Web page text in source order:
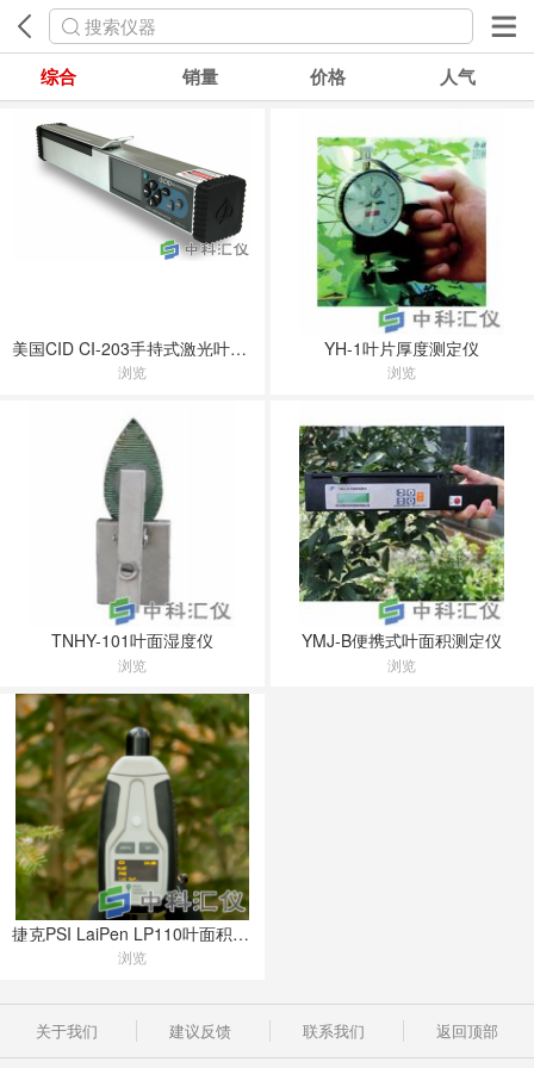
搜索仪器
综合 销量 价格 人气
美国CID CI-203手持式激光叶面积仪
浏览
YH-1叶片厚度测定仪
浏览
TNHY-101叶面湿度仪
浏览
YMJ-B便携式叶面积测定仪
浏览
捷克PSI LaiPen LP110叶面积指数测量仪
浏览
关于我们 建议反馈 联系我们 返回顶部